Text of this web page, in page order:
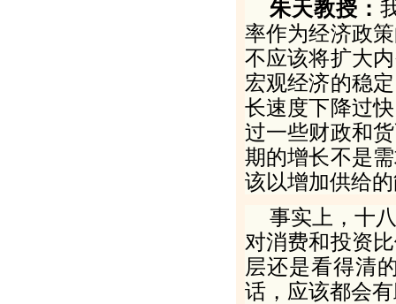
朱天教授：
率作为经济政
不应该将扩大
宏观经济的稳
长速度下降过
过一些财政和
期的增长不是
该以增加供给
事实上，十
对消费和投资
层还是看得清
话，应该都会